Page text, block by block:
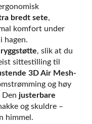
bredt sete,
komfort under
hagen.
, slik at du
sittestilling til
3D Air Mesh-
og høy
Den justerbare
og skuldre –
himmel.